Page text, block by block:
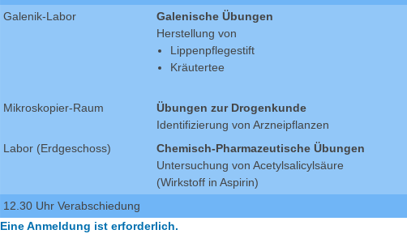
Galenik-Labor
Galenische Übungen
Herstellung von
Lippenpflegestift
Kräutertee
Mikroskopier-Raum
Übungen zur Drogenkunde
Identifizierung von Arzneipflanzen
Labor (Erdgeschoss)
Chemisch-Pharmazeutische Übungen
Untersuchung von Acetylsalicylsäure
(Wirkstoff in Aspirin)
12.30 Uhr Verabschiedung
Eine Anmeldung ist erforderlich.